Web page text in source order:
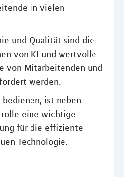
in vielen
und Qualität sind die
von KI und wertvolle
von Mitarbeitenden und
werden.
ist neben
eine wichtige
für die effiziente
Technologie.